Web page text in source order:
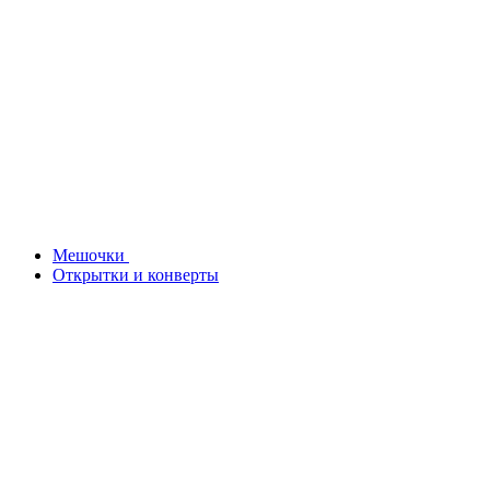
Мешочки
Открытки и конверты